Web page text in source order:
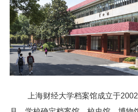
上海财经大学档案馆成立于